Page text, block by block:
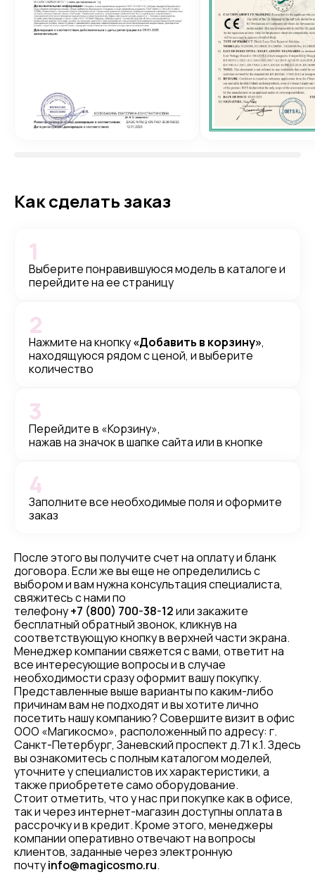
Как сделать заказ
Выберите понравившуюся модель в каталоге и
перейдите на ее страницу
1
Нажмите на кнопку«Добавить в корзину»,
находящуюся рядом с ценой, и выберите
количество
2
Перейдите в «Корзину»,
нажав на значок в шапке сайта или в кнопке
3
Заполните все необходимые поля и оформите
заказ
4
После этого вы получите счет на оплату и бланк
договора. Если же вы еще не определились с
выбором и вам нужна консультация специалиста,
свяжитесь с нами по
телефону+7 (800) 700-38-12или закажите
бесплатный обратный звонок, кликнув на
соответствующую кнопку в верхней части экрана.
Менеджер компании свяжется с вами, ответит на
все интересующие вопросы и в случае
необходимости сразу оформит вашу покупку.
Представленные выше варианты по каким-либо
причинам вам не подходят и вы хотите лично
посетить нашу компанию? Совершите визит в офис
ООО «Магикосмо», расположенный по адресу: г.
Санкт-Петербург, Заневский проспект д.71 к.1. Здесь
вы ознакомитесь с полным каталогом моделей,
уточните у специалистов их характеристики, а
также приобретете само оборудование.
Стоит отметить, что у нас при покупке как в офисе,
так и через интернет-магазин доступны оплата в
рассрочку и в кредит. Кроме этого, менеджеры
компании оперативно отвечают на вопросы
клиентов, заданные через электронную
почтуinfo@magicosmo.ru.